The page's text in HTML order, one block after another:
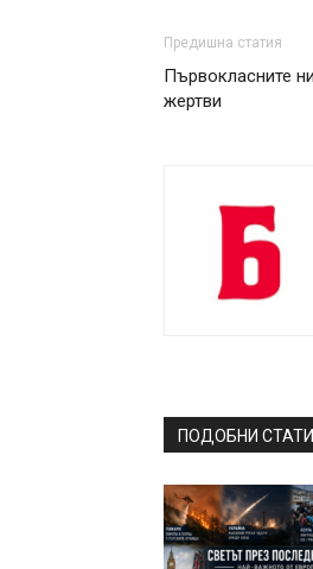
Предишна статия
Първокласните
жертви
ПОДОБНИ